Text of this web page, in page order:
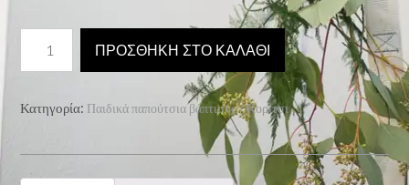
IVORY-
BABYWALKER-
ποσότητα
ΠΡΟΣΘΉΚΗ ΣΤΟ ΚΑΛΆΘΙ
Κατηγορία: Παιδικά παπούτσια βάπτισης - Κορίτσι